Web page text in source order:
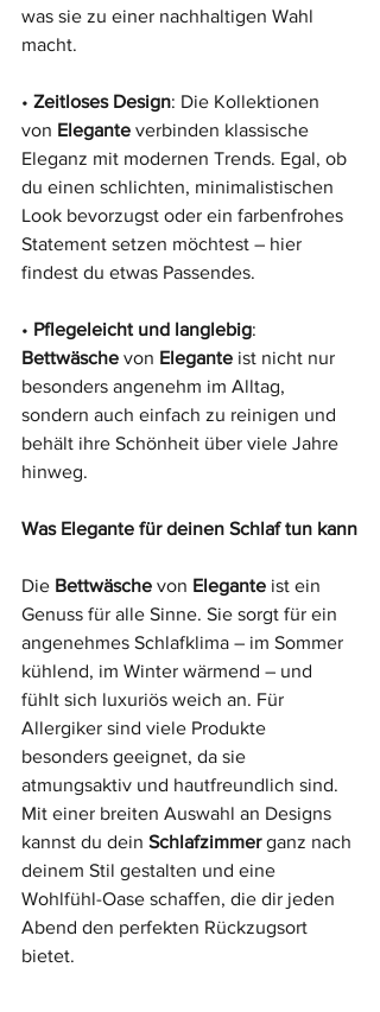
was sie zu einer nachhaltigen Wahl
macht.
• Zeitloses Design: Die Kollektionen
von Elegante verbinden klassische
Eleganz mit modernen Trends. Egal, ob
du einen schlichten, minimalistischen
Look bevorzugst oder ein farbenfrohes
Statement setzen möchtest – hier
findest du etwas Passendes.
• Pflegeleicht und langlebig:
Bettwäsche von Elegante ist nicht nur
besonders angenehm im Alltag,
sondern auch einfach zu reinigen und
behält ihre Schönheit über viele Jahre
hinweg.
Was Elegante für deinen Schlaf tun kann
Die Bettwäsche von Elegante ist ein
Genuss für alle Sinne. Sie sorgt für ein
angenehmes Schlafklima – im Sommer
kühlend, im Winter wärmend – und
fühlt sich luxuriös weich an. Für
Allergiker sind viele Produkte
besonders geeignet, da sie
atmungsaktiv und hautfreundlich sind.
Mit einer breiten Auswahl an Designs
kannst du dein Schlafzimmer ganz nach
deinem Stil gestalten und eine
Wohlfühl-Oase schaffen, die dir jeden
Abend den perfekten Rückzugsort
bietet.